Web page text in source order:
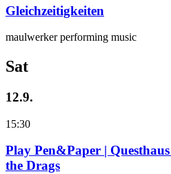
Gleichzeitigkeiten
maulwerker performing music
Sat
12.9.
15:30
Play Pen&Paper |
the Drags